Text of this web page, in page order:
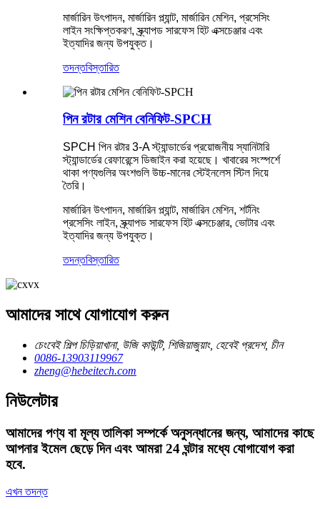
মার্জারিন উৎপাদন, মার্জারিন প্ল্যান্ট, মার্জারিন মেশিন, প্রসেসিং
লাইন সংক্ষিপ্তকরণ, স্ক্র্যাপড সারফেস হিট এক্সচেঞ্জার এবং
ইত্যাদির জন্য উপযুক্ত।
তদন্তবিস্তারিত
পিন রটার মেশিন বেনিফিট-SPCH
SPCH পিন রটার 3-A স্ট্যান্ডার্ডের প্রয়োজনীয় স্যানিটারি
স্ট্যান্ডার্ডের রেফারেন্সে ডিজাইন করা হয়েছে। খাবারের সংস্পর্শে
থাকা পণ্যগুলির অংশগুলি উচ্চ-মানের স্টেইনলেস স্টিল দিয়ে
তৈরি।
মার্জারিন উৎপাদন, মার্জারিন প্ল্যান্ট, মার্জারিন মেশিন, শর্টনিং
প্রসেসিং লাইন, স্ক্র্যাপড সারফেস হিট এক্সচেঞ্জার, ভোটার এবং
ইত্যাদির জন্য উপযুক্ত।
তদন্তবিস্তারিত
আমাদের সাথে যোগাযোগ করুন
চেংবেই শিল্প চিড়িয়াখানা, উজি কাউন্টি, শিজিয়াজুয়াং, হেবেই প্রদেশ, চীন
0086-13903119967
zheng@hebeitech.com
নিউলেটার
আমাদের পণ্য বা মূল্য তালিকা সম্পর্কে অনুসন্ধানের জন্য, আমাদের কাছে
আপনার ইমেল ছেড়ে দিন এবং আমরা 24 ঘন্টার মধ্যে যোগাযোগ করা
হবে.
এখন তদন্ত